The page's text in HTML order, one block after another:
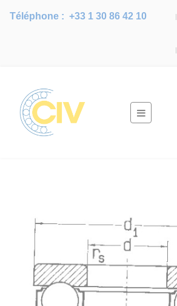
Téléphone :+33 1 30 86 42 10
Basculer
la
☰